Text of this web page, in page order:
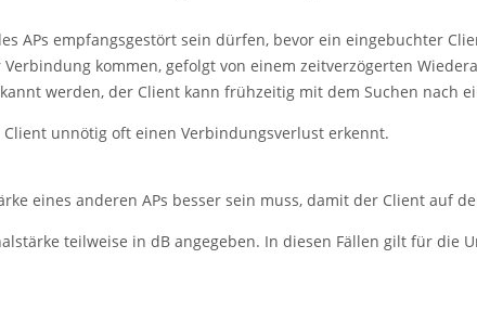
APs empfangsgestört sein dürfen, bevor ein eingebuchter
kommen, gefolgt von einem zeitverzögerten
werden, der Client kann frühzeitig mit dem Suchen nach
unnötig oft einen Verbindungsverlust erkennt.
eines anderen APs besser sein muss, damit der Client auf
teilweise in dB angegeben. In diesen Fällen gilt für die